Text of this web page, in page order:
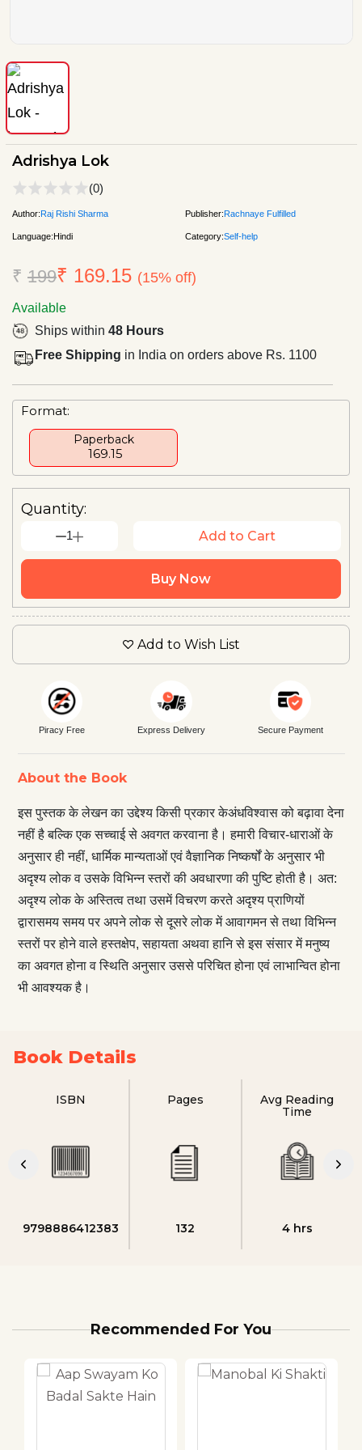
Adrishya Lok
(0)
Author:Raj Rishi Sharma Publisher:Rachnaye Fulfilled
Language:Hindi Category:Self-help
₹ 199₹ 169.15 (15% off)
Available
Ships within 48 Hours
Free Shipping in India on orders above Rs. 1100
Format:
Paperback
₹ 169.15
Quantity:
1 Add to Cart
Buy Now
Add to Wish List
Piracy Free Express Delivery Secure Payment
About the Book
इस पुस्तक के लेखन का उद्देश्य किसी प्रकार केअंधविश्वास को बढ़ावा देना
नहीं है बल्कि एक सच्चाई से अवगत करवाना है। हमारी विचार-धाराओं के
अनुसार ही नहीं, धार्मिक मान्यताओं एवं वैज्ञानिक निष्कर्षों के अनुसार भी
अदृश्य लोक व उसके विभिन्न स्तरों की अवधारणा की पुष्टि होती है। अत:
अदृश्य लोक के अस्तित्व तथा उसमें विचरण करते अदृश्य प्राणियों
द्वारासमय समय पर अपने लोक से दूसरे लोक में आवागमन से तथा विभिन्न
स्तरों पर होने वाले हस्तक्षेप, सहायता अथवा हानि से इस संसार में मनुष्य
का अवगत होना व स्थिति अनुसार उससे परिचित होना एवं लाभान्वित होना
भी आवश्यक है।
Book Details
ISBN
9798886412383
Pages
132
Avg Reading
Time
4 hrs
Recommended For You